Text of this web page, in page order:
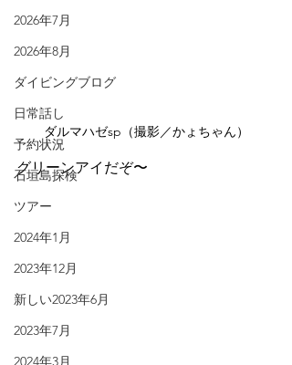
2026年7月
2026年8月
ダイビングブログ
日常話し
予約状況
石垣島探検
ツアー
2024年1月
2023年12月
新しい2023年6月
2023年7月
2024年3月
ダルマハゼsp（撮影／かょちゃん）
グリーンアイだぞ〜